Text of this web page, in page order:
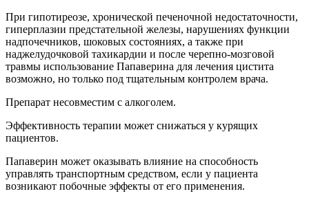
При гипотиреозе, хронической печеночной недостаточности,
гиперплазии предстательной железы, нарушениях функции
надпочечников, шоковых состояниях, а также при
наджелудочковой тахикардии и после черепно-мозговой
травмы использование Папаверина для лечения цистита
возможно, но только под тщательным контролем врача.
Препарат несовместим с алкоголем.
Эффективность терапии может снижаться у курящих
пациентов.
Папаверин может оказывать влияние на способность
управлять транспортным средством, если у пациента
возникают побочные эффекты от его применения.